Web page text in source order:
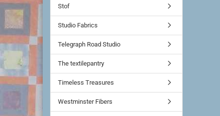
Stof
Studio Fabrics
Telegraph Road Studio
The textilepantry
Timeless Treasures
Westminster Fibers